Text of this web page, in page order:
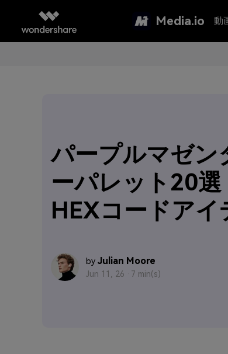
Media.io 動
パープルマゼン
ーパレット20選
HEXコードアイ
by Julian Moore
Jun 11, 26 · 7 min(s)